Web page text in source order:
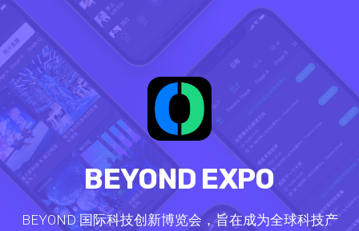
BEYOND EXPO
BEYOND 国际科技创新博览会，旨在成为全球科技产